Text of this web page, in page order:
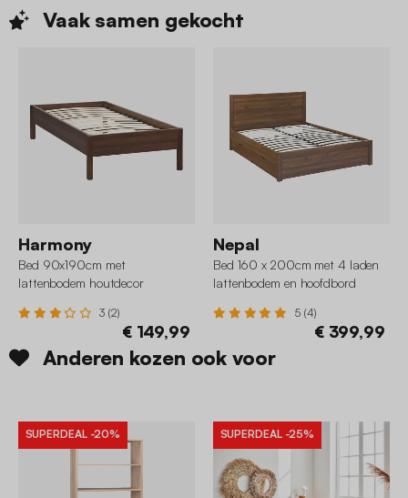
Vaak samen gekocht
Harmony
Bed 90x190cm met
lattenbodem houtdecor
3 (2)
€ 149,99
Nepal
Bed 160 x 200cm met 4 laden
lattenbodem en hoofdbord
5 (4)
€ 399,99
Anderen kozen ook voor
SUPERDEAL -20% SUPERDEAL -25%